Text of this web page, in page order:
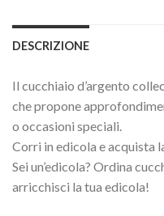
DESCRIZIONE
Il cucchiaio d’argento
che propone
o occasioni speciali.
Corri in edicola e acquista
Sei un’edicola? Ordina
arricchisci la tua edicola!